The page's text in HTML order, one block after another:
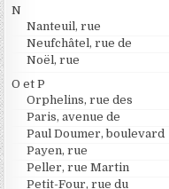
N
Nanteuil, rue
Neufchâtel, rue de
Noël, rue
O et P
Orphelins, rue des
Paris, avenue de
Paul Doumer, boulevard
Payen, rue
Peller, rue Martin
Petit-Four, rue du